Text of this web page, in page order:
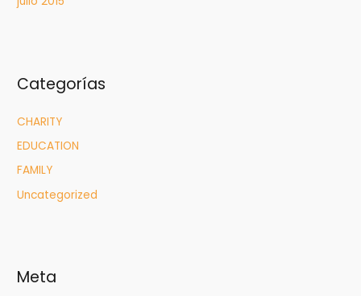
Categorías
CHARITY
EDUCATION
FAMILY
Uncategorized
Meta